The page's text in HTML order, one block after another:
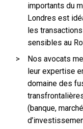
importants du
Londres est
les
sensibles au
Nos avocats
leur expertise
domaine des
(banque,